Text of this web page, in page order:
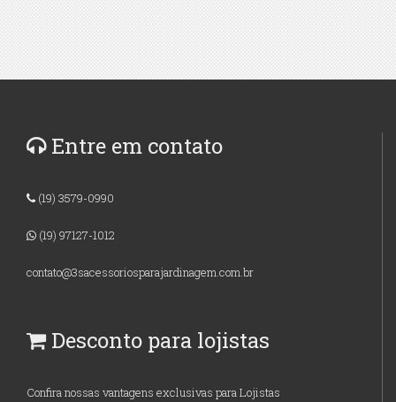
Entre em contato
(19) 3579-0990
(19) 97127-1012
contato@3sacessoriosparajardinagem.com.br
Desconto para lojistas
Confira nossas vantagens exclusivas para Lojistas